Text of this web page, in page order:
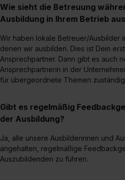
Dienste, ggfs. mit Sitz in den
Eine Erlaubnis hierfür kannst du
Einzelfall bei dem jeweiligen
bestimmte Verwendungszwecke
Auswahl über die Checkboxen
erlauben“. Die Einwilligung zur
der Kategorien „Präferenzen“,
zur Übermittlung deiner Daten in
S. 1 lit. a) DS-GVO). Die USA
II). Du kannst die von dir erteilte
Wirkung für die Zukunft ganz
Wie sieht die Betreuung
Ausbildung in Ihrem Betrieb
Wir haben lokale Betreuer/Ausbilder
denen wir ausbilden. Dies ist Dein
Ansprechpartner. Dann gibt es auch
Ansprechpartnerin in der
für übergeordnete Themen zuständig
Gibt es regelmäßig
der Ausbildung?
Ja, alle unsere Ausbilderinnen und
angehalten, regelmäßige
Auszubildenden zu führen.